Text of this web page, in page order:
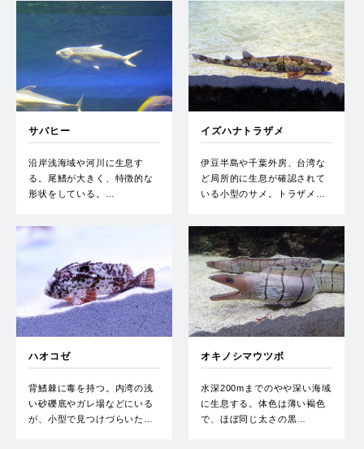
サバヒー
沿岸浅海域や河川に生息す
る。尾鰭が大きく、特徴的な
形状をしている。…
イズハナトラザメ
伊豆半島や千葉外房、台湾な
ど局所的に生息が確認されて
いる小型のサメ。トラザメ…
ハオコゼ
背鰭棘に毒を持つ。内湾の浅
い砂礫底やガレ場などにいる
が、小型で見つけづらいた…
オキノシマウツボ
水深200mまでのやや深い海域
に生息する。体色は薄い褐色
で、ほぼ同じ太さの黒…